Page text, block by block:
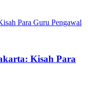
Kisah Para